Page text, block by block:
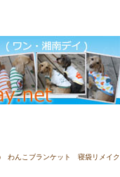
わんこブランケット 寝袋リメイク